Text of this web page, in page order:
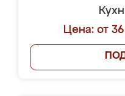
Цена: от